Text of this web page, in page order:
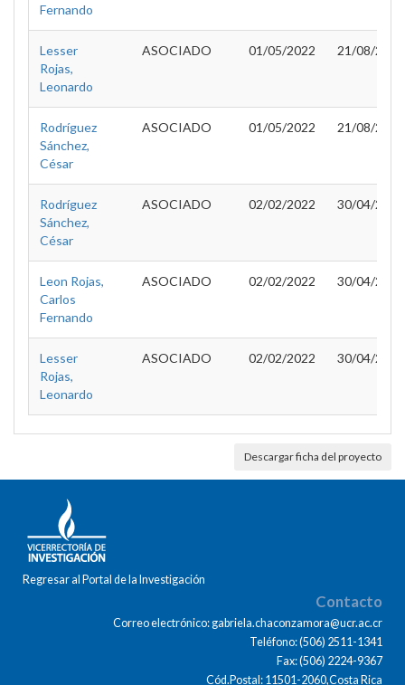
Fernando
Lesser
Rojas,
Leonardo
ASOCIADO 01/05/2022 21/08/2022
Rodríguez
Sánchez,
César
ASOCIADO 01/05/2022 21/08/2022
Rodríguez
Sánchez,
César
ASOCIADO 02/02/2022 30/04/2022
Leon Rojas,
Carlos
Fernando
ASOCIADO 02/02/2022 30/04/2022
Lesser
Rojas,
Leonardo
ASOCIADO 02/02/2022 30/04/2022
Descargar ficha del proyecto
Regresar al Portal de la Investigación
Contacto
Correo electrónico: gabriela.chaconzamora@ucr.ac.cr
Teléfono: (506) 2511-1341
Fax: (506) 2224-9367
Cód.Postal: 11501-2060,Costa Rica